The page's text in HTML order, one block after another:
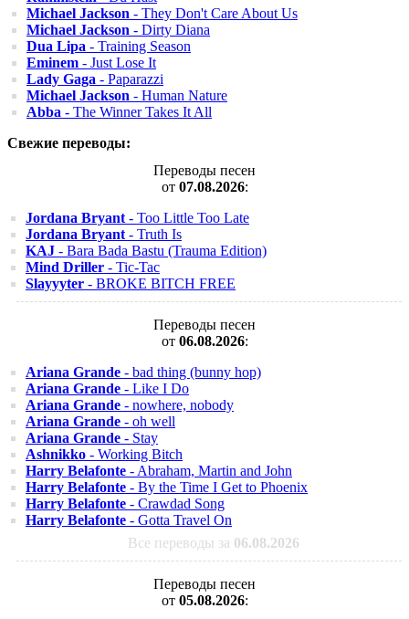
Michael Jackson - They Don't Care About Us
Michael Jackson - Dirty Diana
Dua Lipa - Training Season
Eminem - Just Lose It
Lady Gaga - Paparazzi
Michael Jackson - Human Nature
Abba - The Winner Takes It All
Свежие переводы:
Переводы песен
от 07.08.2026:
Jordana Bryant - Too Little Too Late
Jordana Bryant - Truth Is
KAJ - Bara Bada Bastu (Trauma Edition)
Mind Driller - Tic-Tac
Slayyyter - BROKE BITCH FREE
Переводы песен
от 06.08.2026:
Ariana Grande - bad thing (bunny hop)
Ariana Grande - Like I Do
Ariana Grande - nowhere, nobody
Ariana Grande - oh well
Ariana Grande - Stay
Ashnikko - Working Bitch
Harry Belafonte - Abraham, Martin and John
Harry Belafonte - By the Time I Get to Phoenix
Harry Belafonte - Crawdad Song
Harry Belafonte - Gotta Travel On
Все переводы за 06.08.2026
Переводы песен
от 05.08.2026: